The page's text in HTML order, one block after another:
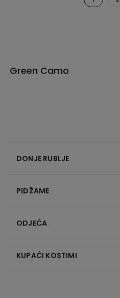
Green Camo
DONJE RUBLJE
PIDŽAME
ODJEĆA
KUPAĆI KOSTIMI